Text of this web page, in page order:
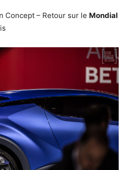
Concept – Retour sur le Mondial